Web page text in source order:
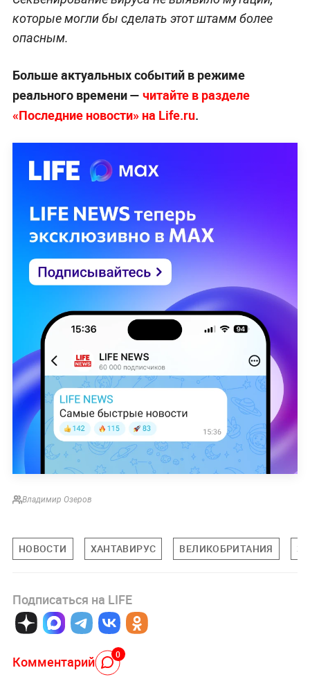
которые могли бы сделать этот штамм более
опасным.
Больше актуальных событий в режиме
реального времени — читайте в разделе
«Последние новости» на Life.ru.
Владимир Озеров
НОВОСТИ ХАНТАВИРУС ВЕЛИКОБРИТАНИЯ
Подписаться на LIFE
Комментарий 0